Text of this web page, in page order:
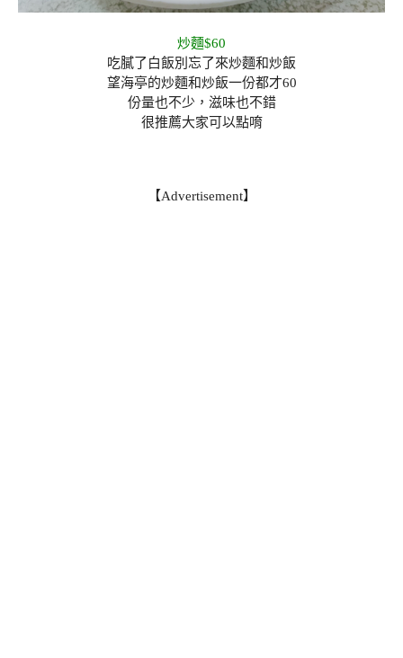
炒麵$60
吃膩了白飯別忘了來炒麵和炒飯
望海亭的炒麵和炒飯一份都才60
份量也不少，滋味也不錯
很推薦大家可以點唷
【Advertisement】